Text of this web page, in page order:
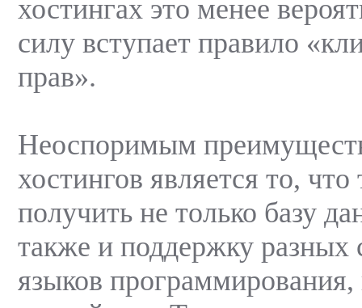
хостингах это менее
силу вступает правило
прав».
Неоспоримым
хостингов является то,
получить не только базу
также и поддержку разных
языков